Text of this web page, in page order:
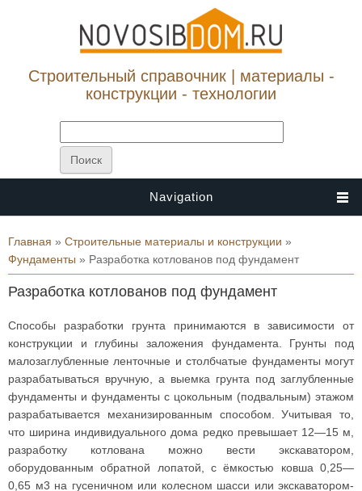
Строительный справочник | материалы -
конструкции - технологии
Navigation
Вы здесь
Главная » Строительные материалы и конструкции »
Фундаменты » Разработка котлованов под фундамент
Разработка котлованов под фундамент
Способы разработки грунта принимаются в зависимости от
конструкции и глубины заложения фундамента. Грунты под
малозаглубленные ленточные и столбчатые фундаменты могут
разрабатываться вручную, а выемка грунта под заглубленные
фундаменты и фундаменты с цокольным (подвальным) этажом
разрабатывается механизированным способом. Учитывая то,
что ширина индивидуального дома редко превышает 12—15 м,
разработку котлована можно вести экскаватором,
оборудованным обратной лопатой, с ёмкостью ковша 0,25—
0,65 м3 на гусеничном или колесном шасси или экскаватором-